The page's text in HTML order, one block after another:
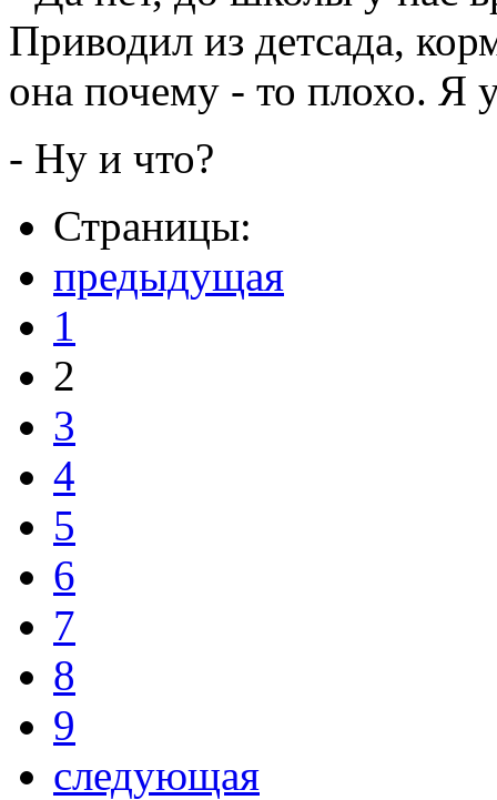
Приводил из детсада,
она почему - то плохо. Я
- Ну и что?
Страницы:
предыдущая
1
2
3
4
5
6
7
8
9
следующая